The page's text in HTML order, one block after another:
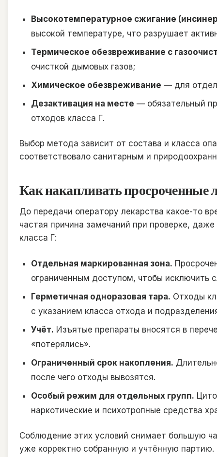
Высокотемпературное сжигание
высокой температуре, что разрушает
Термическое обезвреживание с
очисткой дымовых газов;
Химическое обезвреживание — для
Дезактивация на месте — обязательный
отходов класса Г.
Выбор метода зависит от состава и класса
соответствовало санитарным и
Как накапливать просроченные
До передачи оператору лекарства какое-то
частая причина замечаний при проверке,
класса Г:
Отдельная маркированная зона.
ограниченным доступом, чтобы исключить
Герметичная одноразовая тара. Отходы
с указанием класса отхода и
Учёт. Изъятые препараты вносятся в
«потерялись».
Ограниченный срок накопления.
после чего отходы вывозятся.
Особый режим для отдельных групп.
наркотические и психотропные средства
Соблюдение этих условий снимает большую
уже корректно собранную и учтённую партию.